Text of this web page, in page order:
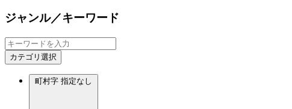
ジャンル／キーワード
カテゴリ選択
町村字 指定なし